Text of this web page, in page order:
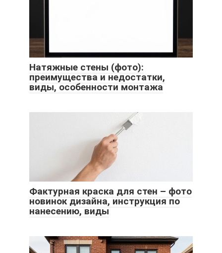
Натяжные стены (фото):
преимущества и недостатки,
виды, особенности монтажа
Фактурная краска для стен – фото
новинок дизайна, инструкция по
нанесению, виды